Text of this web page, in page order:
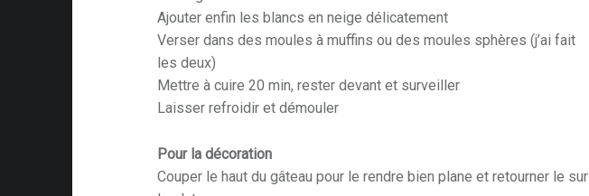
Ajouter enfin les blancs en neige délicatement
Verser dans des moules à muffins ou des moules sphères (j’ai fait
les deux)
Mettre à cuire 20 min, rester devant et surveiller
Laisser refroidir et démouler
Pour la décoration
Couper le haut du gâteau pour le rendre bien plane et retourner le sur